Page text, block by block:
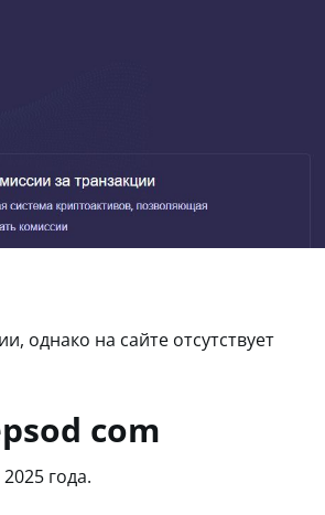
однако на сайте отсутствует
com
года.